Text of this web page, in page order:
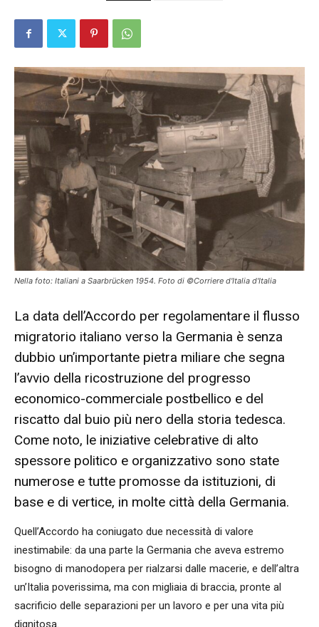
Nella foto: Italiani a Saarbrücken 1954. Foto di ©Corriere d'Italia d'Italia
La data dell’Accordo per regolamentare il flusso
migratorio italiano verso la Germania è senza
dubbio un’importante pietra miliare che segna
l’avvio della ricostruzione del progresso
economico-commerciale postbellico e del
riscatto dal buio più nero della storia tedesca.
Come noto, le iniziative celebrative di alto
spessore politico e organizzativo sono state
numerose e tutte promosse da istituzioni, di
base e di vertice, in molte città della Germania.
Quell’Accordo ha coniugato due necessità di valore
inestimabile: da una parte la Germania che aveva estremo
bisogno di manodopera per rialzarsi dalle macerie, e dell’altra
un’Italia poverissima, ma con migliaia di braccia, pronte al
sacrificio delle separazioni per un lavoro e per una vita più
dignitosa.